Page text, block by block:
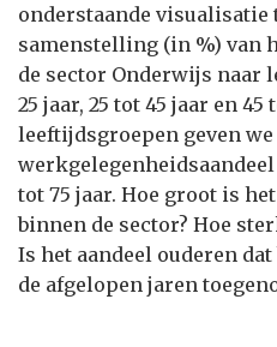
onderstaande visualisatie
samenstelling (in %) van
de sector Onderwijs naar
25 jaar, 25 tot 45 jaar en 45
leeftijdsgroepen geven
tot 75 jaar. Hoe groot is
binnen de sector? Hoe
Is het aandeel ouderen
de afgelopen jaren